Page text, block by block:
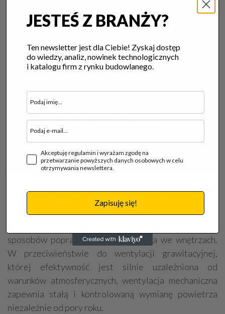
Rekuperacja decentralna – skuteczny sposób
sposobów poprawy jakości powietrza we wnętrzach.
W przeciwieństwie do wentylacji grawitacyjnej,
której efektywność jest silnie uzależniona od
warunków atmosferycznych, wentylacja mechaniczna
zapewnia stałą i kontrolowaną wymianę powietrza
niezależnie od pory roku.
JESTEŚ Z BRANŻY?
Ten newsletter jest dla Ciebie! Zyskaj dostęp
do wiedzy, analiz, nowinek technologicznych
i katalogu firm z rynku budowlanego.
Akceptuję regulamin i wyrażam zgodę na
przetwarzanie powyższych danych osobowych w celu
otrzymywania newslettera.
Zapisuję się!